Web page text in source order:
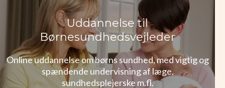
Uddannelse til
Børnesundhedsvejleder
Online uddannelse om børns sundhed, med vigtig og
spændende undervisning af læge,
sundhedsplejerske m.fl.